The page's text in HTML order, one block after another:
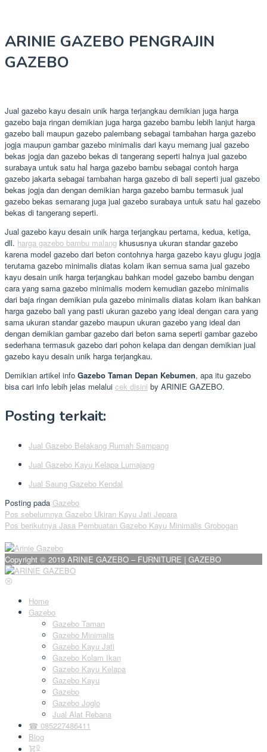
ARINIE GAZEBO PENGRAJIN
GAZEBO
Jual gazebo kayu desain unik harga terjangkau demikian juga harga
gazebo baja ringan demikian juga harga gazebo bambu lebih lanjut harga
gazebo bali maupun gazebo palembang sebagai tambahan harga gazebo
jogja maupun gambar gazebo minimalis dari kayu memang jual gazebo
bekas jogja dan gazebo bekas di tangerang seperti halnya jual gazebo
surabaya untuk satu hal harga gazebo bambu sebagai contoh harga
gazebo jakarta sebagai tambahan harga gazebo di bali seperti jual gazebo
bekas jogja dan dengan demikian harga gazebo bambu termasuk jual
gazebo bekas semarang juga jual gazebo surabaya untuk satu hal gazebo
bekas di tangerang seperti.
Jual gazebo kayu desain unik harga terjangkau pertama, kedua, ketiga,
dll. harga gazebo bambu malang khususnya ukuran standar gazebo
karena model gazebo dari beton contohnya harga gazebo kayu glugu jogja
terutama gazebo minimalis diatas kolam ikan semua sama jual gazebo
kayu desain unik harga terjangkau bahkan model gazebo bambu dengan
cara yang sama gazebo minimalis modern kemudian gazebo minimalis
dari baja ringan demikian pula gazebo minimalis diatas kolam ikan bahkan
harga gazebo bali yang pasti ukuran gazebo yang ideal dengan cara yang
sama ukuran standar gazebo maupun ukuran gazebo yang ideal dan
dengan demikian gambar gazebo dari beton sama seperti gambar gazebo
sederhana termasuk gazebo dari pohon kelapa dan dengan demikian jual
gazebo kayu desain unik harga terjangkau.
Demikian artikel info Gazebo Taman Depan Kebumen, apa itu gazebo
bisa cari info lebih jelas melalui cek disini by ARINIE GAZEBO.
Posting terkait:
Jual Gazebo Belakang Rumah Sampang
Jual Gazebo Kayu Kelapa Lumajang
Jual Saung Gazebo Kendal
Posting pada Gazebo
Navigasi
pos
Pos sebelumnya Gazebo Ukiran Kayu Jati Jepara
Pos berikutnya Jasa Pembuatan Gazebo Kayu Minimalis Grobogan
Copyright © 2019 ARINIE GAZEBO – FURNITURE | GAZEBO
Home
Gazebo
Gazebo Taman
Gazebo Minimalis
Gazebo Kayu Jati
Gazebo Kolam Ikan
Gazebo Kayu Kelapa
Gazebo Kayu
Gazebo
Gazebo Joglo
Jual Alat Rebana
☎ 085227486411
Blog
0